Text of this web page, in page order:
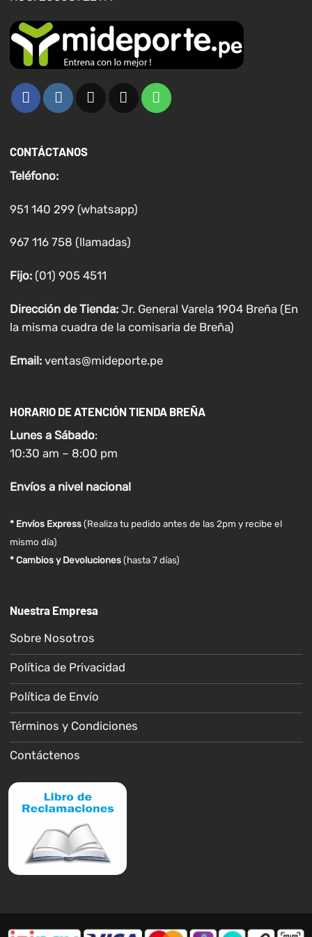
CONTÁCTANOS
Teléfono:
951 140 299 (whatsapp)
967 116 758 (llamadas)
Fijo:(01) 905 4511
Dirección de Tienda: Jr. General Varela 1904 Breña (En
la misma cuadra de la comisaria de Breña)
Email: ventas@mideporte.pe
HORARIO DE ATENCIÓN TIENDA BREÑA
Lunes a Sábado:
10:30 am – 8:00 pm
Envíosa nivel nacional
* Envíos Express(Realiza tu pedido antes de las 2pm y recibe el
mismo día)
* Cambios y Devoluciones (hasta 7 días)
Nuestra Empresa
Sobre Nosotros
Política de Privacidad
Política de Envío
Términos y Condiciones
Contáctenos